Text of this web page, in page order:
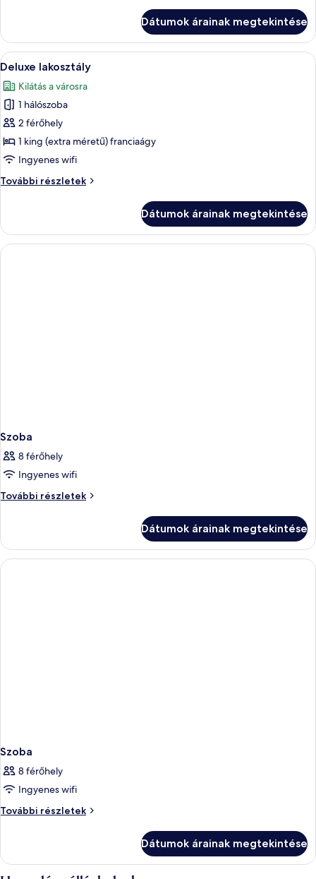
Dátumok árainak megtekintése
A
következő
szoba
összes
képének
megtekintése:
Deluxe
Egy modern szállodai szoba,
12
Deluxe lakosztály
Kilátás a városra
1 hálószoba
2 férőhely
1 king (extra méretű) franciaágy
Ingyenes wifi
További részletek
Deluxe
Dátumok árainak megtekintése
Szoba
8 férőhely
Ingyenes wifi
További részletek
Szoba
Dátumok árainak megtekintése
Szoba
8 férőhely
Ingyenes wifi
További részletek
Szoba
Dátumok árainak megtekintése